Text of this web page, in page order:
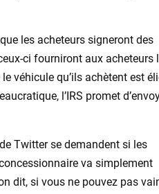
les acheteurs signeront des
ci fourniront aux acheteurs
véhicule qu’ils achètent est
l’IRS promet
Twitter se demandent si les
va simplement
dit, si vous ne pouvez pas